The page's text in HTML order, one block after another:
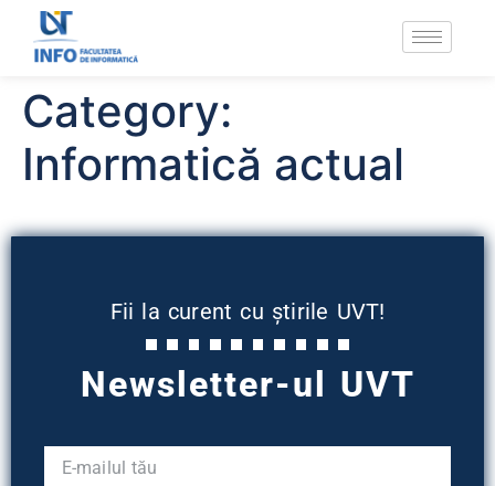
Category:
Informatică actual
Fii la curent cu știrile UVT!
Newsletter-ul UVT